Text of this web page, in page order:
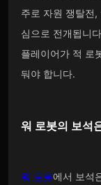
주로 자원 쟁탈전
심으로 전개됩니
플레이어가 적 로
둬야 합니다.
워 로봇의 보석
워 로봇에서 보석